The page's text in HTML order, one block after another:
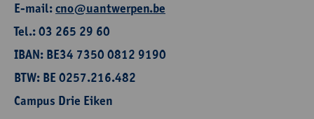
E-mail:cno@uantwerpen.be
Tel.: 03 265 29 60
IBAN: BE34 7350 0812 9190
BTW: BE 0257.216.482
Campus Drie Eiken